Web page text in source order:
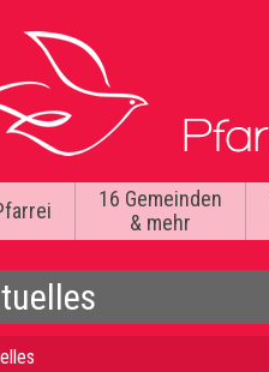
16 Gemeinden
& mehr